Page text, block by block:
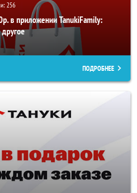
256
в приложении TanukiFamily:
ПОДРОБНЕЕ